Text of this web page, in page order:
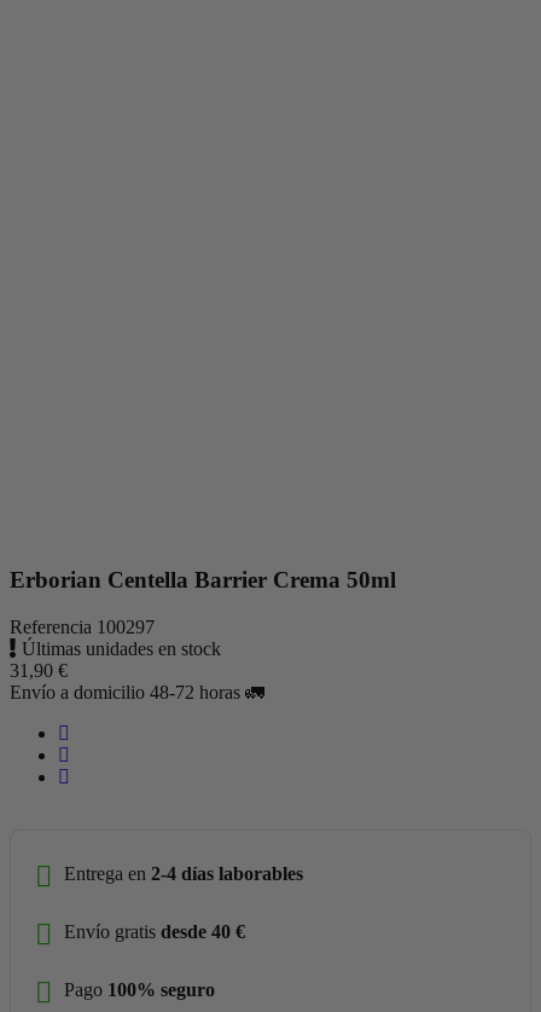
Erborian Centella Barrier Crema 50ml
Referencia 100297
Últimas unidades en stock
31,90 €
Envío a domicilio 48-72 horas 🚛
Entrega en 2-4 días laborables
Envío gratis desde 40 €
Pago 100% seguro